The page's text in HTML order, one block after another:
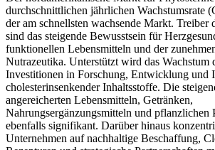
durchschnittlichen jährlichen Wachstumsrate
der am schnellsten wachsende Markt. Treiber
sind das steigende Bewusstsein für
funktionellen Lebensmitteln und der
Nutrazeutika. Unterstützt wird das Wachstum
Investitionen in Forschung, Entwicklung und
cholesterinsenkender Inhaltsstoffe. Die
angereicherten Lebensmitteln, Getränken,
Nahrungsergänzungsmitteln und pflanzlichen
ebenfalls signifikant. Darüber hinaus
Unternehmen auf nachhaltige Beschaffung,